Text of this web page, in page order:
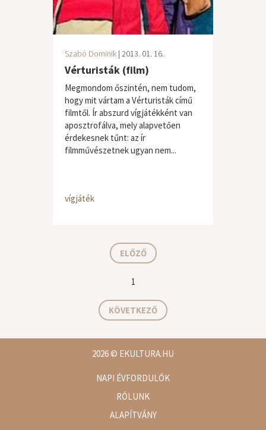
Szabó Dominik | 2013. 01. 16.
Vérturisták (film)
Megmondom őszintén, nem tudom,
hogy mit vártam a Vérturisták című
filmtől. Ír abszurd vígjátékként van
aposztrofálva, mely alapvetően
érdekesnek tűnt: az ír
filmművészetnek ugyan nem...
vígjáték
ELŐZŐ
1
KÖVETKEZŐ
2026© EKULTURA.HU
NAPI ÉVFORDULÓK
RÓLUNK
ALAPÍTVÁNY